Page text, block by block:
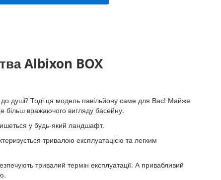
збірка на місці
Albixon BOX
душі? Тоді ця модель павільйону саме для Вас! Майже
більш вражаючого вигляду басейну.
у будь-який ландшафт.
тривалою експлуатацією та легким
тривалий термін експлуатації. А привабливий